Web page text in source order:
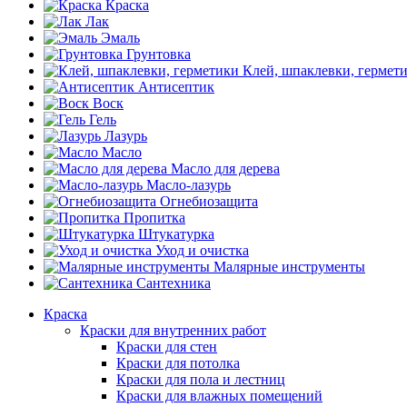
Краска
Лак
Эмаль
Грунтовка
Клей, шпаклевки,
Антисептик
Воск
Гель
Лазурь
Масло
Масло для дерева
Масло-лазурь
Огнебиозащита
Пропитка
Штукатурка
Уход и очистка
Малярные инструменты
Сантехника
Краска
Краски для внутренних работ
Краски для стен
Краски для потолка
Краски для пола и лестниц
Краски для влажных помещений